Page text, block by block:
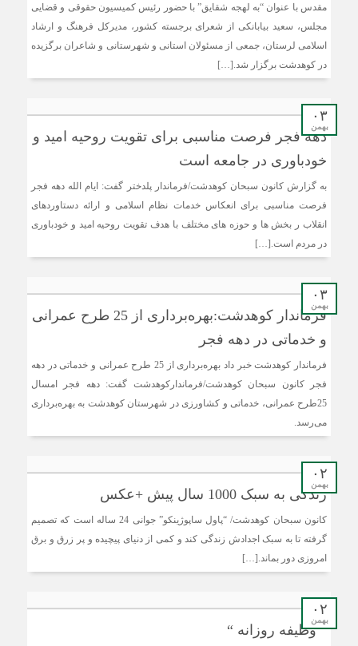
مقدس با عنوان “به لهجه شقایق” با حضور رئیس کمیسیون حقوقی و قضایی
مجلس، سعید بیابانکی از شعرای برجسته کشور، مدیرکل فرهنگ و ارشاد
اسلامی لرستان، جمعی از مسئولان استانی و شهرستانی و شاعران برگزیده
در کوهدشت برگزار شد.[…]
۰۳
بهمن
دهه فجر فرصت مناسبی برای تقویت روحیه امید و
خودباوری در جامعه است
به گزارش کانون سبحان کوهدشت/فرماندار پلدختر گفت: ایام الله دهه فجر
فرصت مناسبی برای انعکاس خدمات نظام اسلامی و ارائه دستاوردهای
انقلاب ر بخش ها و حوزه های مختلف با هدف تقویت روحیه امید و خودباوری
در مردم است.[…]
۰۳
بهمن
فرماندار کوهدشت:بهره‌برداری از 25 طرح عمرانی
و خدماتی در دهه فجر
فرماندار کوهدشت خبر داد بهره‌برداری از 25 طرح عمرانی و خدماتی در دهه
فجر کانون سبحان کوهدشت/فرماندارکوهدشت گفت: دهه فجر امسال
25طرح عمرانی، خدماتی و کشاورزی در شهرستان کوهدشت به بهره‌برداری
می‌رسد.
۰۲
بهمن
زندگی به سبک 1000 سال پیش +عکس
کانون سبحان کوهدشت/ “پاول ساپوژینکو” جوانی 24 ساله است که تصمیم
گرفته تا به سبک اجدادش زندگی کند و کمی از دنیای پیچیده و پر زرق و برق
امروزی دور بماند.[…]
۰۲
بهمن
” وظیفه روزانه “